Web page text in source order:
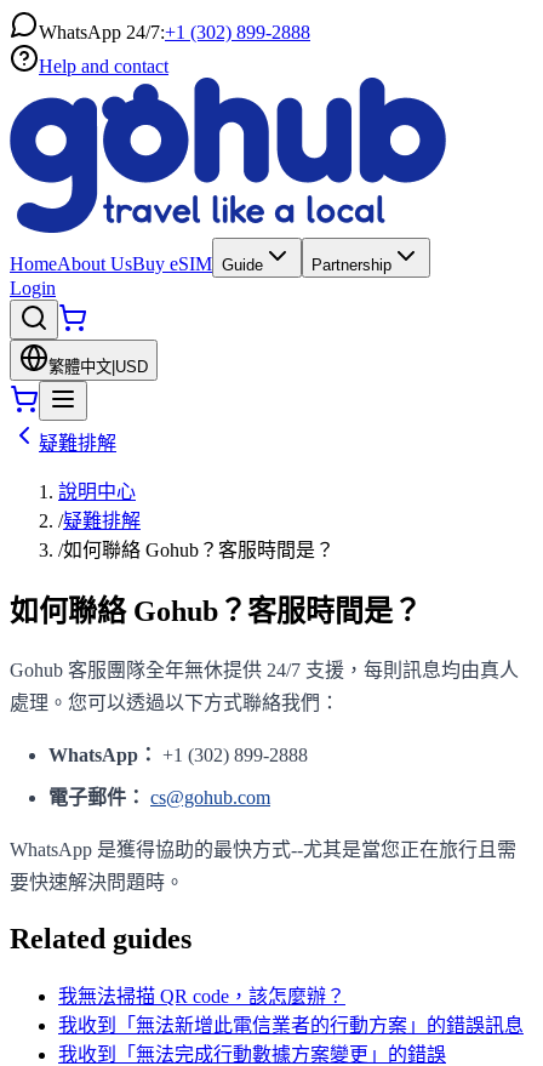
WhatsApp 24/7:+1 (302) 899-2888
Help and contact
HomeAbout UsBuy eSIM Guide Partnership
Login
繁體中文 USD
疑難排解
說明中心
/疑難排解
/如何聯絡 Gohub？客服時間是？
如何聯絡 Gohub？客服時間是？
Gohub 客服團隊全年無休提供 24/7 支援，每則訊息均由真人
處理。您可以透過以下方式聯絡我們：
WhatsApp： +1 (302) 899-2888
電子郵件： cs@gohub.com
WhatsApp 是獲得協助的最快方式--尤其是當您正在旅行且需
要快速解決問題時。
Related guides
我無法掃描 QR code，該怎麼辦？
我收到「無法新增此電信業者的行動方案」的錯誤訊息
我收到「無法完成行動數據方案變更」的錯誤